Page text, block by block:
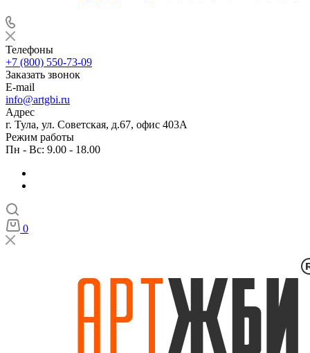
Телефоны
+7 (800) 550-73-09
Заказать звонок
E-mail
info@artgbi.ru
Адрес
г. Тула, ул. Советская, д.67, офис 403А
Режим работы
Пн - Вс: 9.00 - 18.00
0